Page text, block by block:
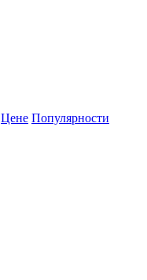
Цене Популярности